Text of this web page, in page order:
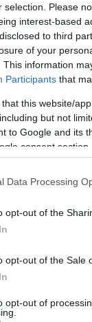
selection. Please
interest-based
to third
of your
This information
Participants that
that this website/
but not
to Google and its
consent section.
Data Processing
opt-out of the
opt-out of the Sale
opt-out of
αναφορές
η
την
να
ευάλωτες,